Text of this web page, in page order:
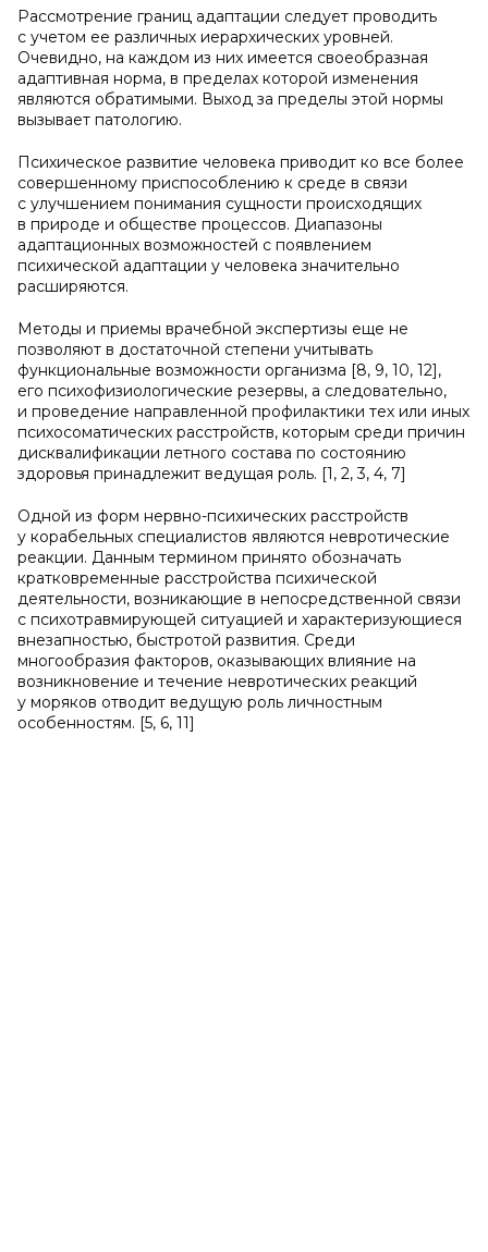
Рассмотрение границ адаптации следует проводить
с учетом ее различных иерархических уровней.
Очевидно, на каждом из них имеется своеобразная
адаптивная норма, в пределах которой изменения
являются обратимыми. Выход за пределы этой нормы
вызывает патологию.
Психическое развитие человека приводит ко все более
совершенному приспособлению к среде в связи
с улучшением понимания сущности происходящих
в природе и обществе процессов. Диапазоны
адаптационных возможностей с появлением
психической адаптации у человека значительно
расширяются.
Методы и приемы врачебной экспертизы еще не
позволяют в достаточной степени учитывать
функциональные возможности организма [8, 9, 10, 12],
его психофизиологические резервы, а следовательно,
и проведение направленной профилактики тех или иных
психосоматических расстройств, которым среди причин
дисквалификации летного состава по состоянию
здоровья принадлежит ведущая роль. [1, 2, 3, 4, 7]
Одной из форм нервно-психических расстройств
у корабельных специалистов являются невротические
реакции. Данным термином принято обозначать
кратковременные расстройства психической
деятельности, возникающие в непосредственной связи
с психотравмирующей ситуацией и характеризующиеся
внезапностью, быстротой развития. Среди
многообразия факторов, оказывающих влияние на
возникновение и течение невротических реакций
у моряков отводит ведущую роль личностным
особенностям. [5, 6, 11]